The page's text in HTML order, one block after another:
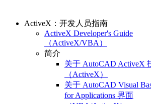
ActiveX：开发人员指南
ActiveX Developer's Guide
（ActiveX/VBA）
简介
关于 AutoCAD ActiveX
（ActiveX）
关于 AutoCAD Visual
for Applications 界面